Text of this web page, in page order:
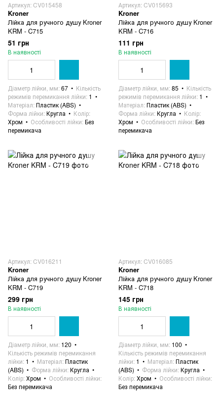
Артикул: CV015458
Kroner
Лійка для ручного душу Kroner
KRM - C715
51 грн
В наявності
Діаметр лійки, мм 67
Кількість
режимів перемикання лійки 1
Матеріал Пластик (ABS)
Форма лійки Кругла
Колір
Хром
Особливості лійки Без
перемикача
Артикул: CV015693
Kroner
Лійка для ручного душу Kroner
KRM - C716
111 грн
В наявності
Діаметр лійки, мм 85
Кількість
режимів перемикання лійки 1
Матеріал Пластик (ABS)
Форма лійки Кругла
Колір
Хром
Особливості лійки Без
перемикача
Артикул: CV016211
Kroner
Лійка для ручного душу Kroner
KRM - C719
299 грн
В наявності
Діаметр лійки, мм 120
Кількість режимів перемикання
лійки 1 Матеріал Пластик
(ABS)
Форма лійки Кругла
Колір Хром
Особливості лійки
Без перемикача
Артикул: CV016085
Kroner
Лійка для ручного душу Kroner
KRM - C718
145 грн
В наявності
Діаметр лійки, мм 100
Кількість режимів перемикання
лійки 1 Матеріал Пластик
(ABS)
Форма лійки Кругла
Колір Хром
Особливості лійки
Без перемикача